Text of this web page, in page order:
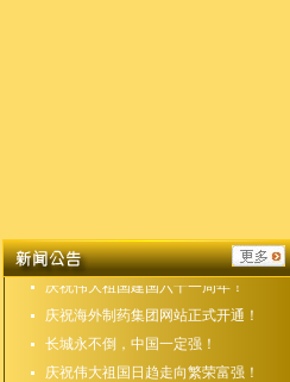
庆祝集团公司成立二十二周年！
庆祝伟大祖国建国六十一周年！
庆祝海外制药集团网站正式开通！
长城永不倒，中国一定强！
庆祝伟大祖国日趋走向繁荣富强！